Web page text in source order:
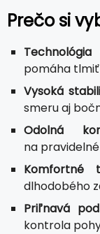
Prečo si
pomáha
Vysoká
smeru aj
Odolná
na
Komfortné
dlhodobého
Priľnavá
kontrola